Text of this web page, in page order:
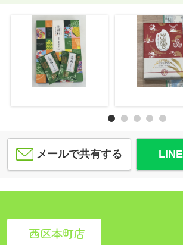
メールで共有する
西区本町店